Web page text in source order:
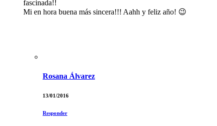
fascinada!!
Mi en hora buena más sincera!!! Aahh y feliz año! 😉
Rosana Álvarez
13/01/2016
Responder